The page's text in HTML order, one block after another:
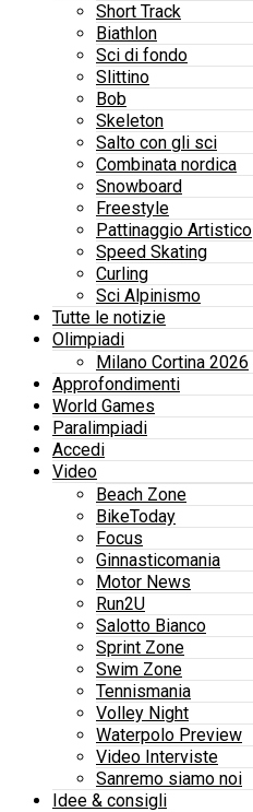
Short Track
Biathlon
Sci di fondo
Slittino
Bob
Skeleton
Salto con gli sci
Combinata nordica
Snowboard
Freestyle
Pattinaggio Artistico
Speed Skating
Curling
Sci Alpinismo
Tutte le notizie
Olimpiadi
Milano Cortina 2026
Approfondimenti
World Games
Paralimpiadi
Accedi
Video
Beach Zone
BikeToday
Focus
Ginnasticomania
Motor News
Run2U
Salotto Bianco
Sprint Zone
Swim Zone
Tennismania
Volley Night
Waterpolo Preview
Video Interviste
Sanremo siamo noi
Idee & consigli